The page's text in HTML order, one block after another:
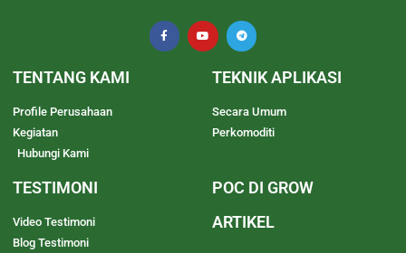
TENTANG KAMI
Profile Perusahaan
Kegiatan
Hubungi Kami
TEKNIK APLIKASI
Secara Umum
Perkomoditi
TESTIMONI
Video Testimoni
Blog Testimoni
POC DI GROW
ARTIKEL